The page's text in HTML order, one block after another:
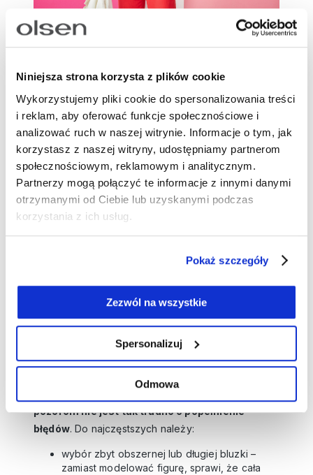
Niniejsza strona korzysta z plików cookie
Wykorzystujemy pliki cookie do spersonalizowania treści
i reklam, aby oferować funkcje społecznościowe i
analizować ruch w naszej witrynie. Informacje o tym, jak
korzystasz z naszej witryny, udostępniamy partnerom
społecznościowym, reklamowym i analitycznym.
Partnerzy mogą połączyć te informacje z innymi danymi
otrzymanymi od Ciebie lub uzyskanymi podczas
korzystania z ich usług.
Pokaż szczegóły
Zezwól na wszystkie
Spersonalizuj
Odmowa
Jaka bluzka do szerokich spodni?
Najczęściej popełniane błędy
prostych decyzjach kryją się pułapki, które mogą
spodnie dodają objętości i mogą z łatwością stać
kluczowe jest znalezienie bluzki, która zbalansuje
proporcje, nie zaburzając harmonii sylwetki.
pozorom nie jest tak trudno o popełnienie
błędów. Do najczęstszych należy:
wybór zbyt obszernej lub długiej bluzki –
zamiast modelować figurę, sprawi, że cała